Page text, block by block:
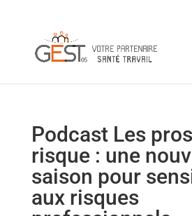
Podcast Les
risque : une
saison pour
aux risques